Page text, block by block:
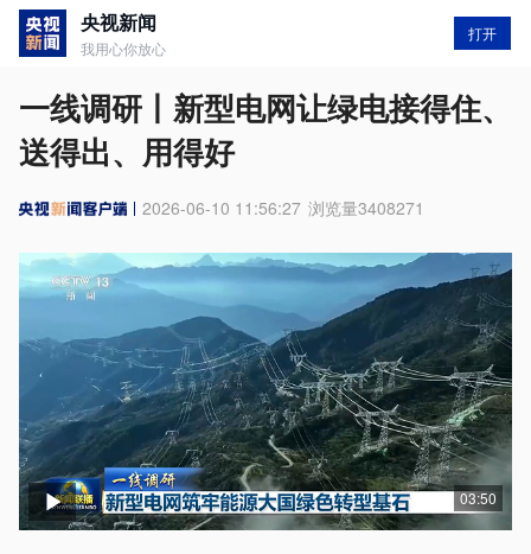
央视新闻
我用心你放心
打开
一线调研丨新型电网让绿电接得住、
送得出、用得好
2026-06-10 11:56:27 浏览量3408271
03:50